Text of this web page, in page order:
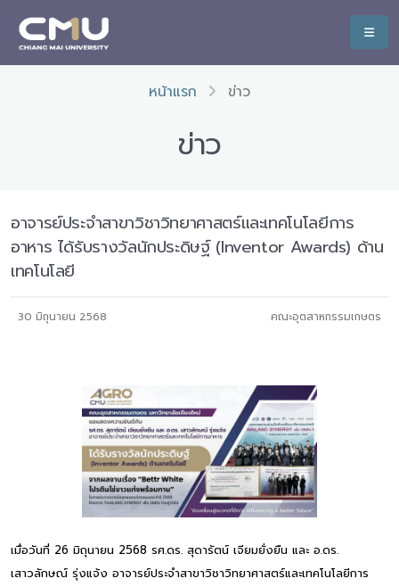
หน้าแรก ข่าว
ข่าว
อาจารย์ประจำสาขาวิชาวิทยาศาสตร์และเทคโนโลยีการ
อาหาร ได้รับรางวัลนักประดิษฐ์ (Inventor Awards) ด้าน
เทคโนโลยี
30 มิถุนายน 2568 คณะอุตสาหกรรมเกษตร
เมื่อวันที่ 26 มิถุนายน 2568 รศ.ดร. สุดารัตน์ เจียมยั่งยืน และ อ.ดร.
เสาวลักษณ์ รุ่งแจ้ง อาจารย์ประจำสาขาวิชาวิทยาศาสตร์และเทคโนโลยีการ